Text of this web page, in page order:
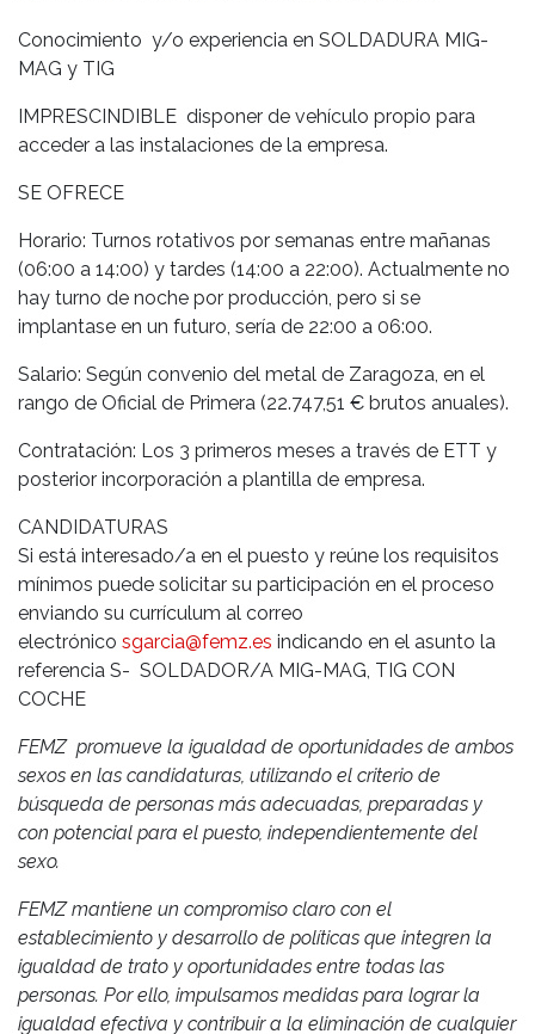
Conocimiento y/o experiencia en SOLDADURA MIG-
MAG y TIG
IMPRESCINDIBLE disponer de vehículo propio para
acceder a las instalaciones de la empresa.
SE OFRECE
Horario: Turnos rotativos por semanas entre mañanas
(06:00 a 14:00) y tardes (14:00 a 22:00). Actualmente no
hay turno de noche por producción, pero si se
implantase en un futuro, sería de 22:00 a 06:00.
Salario: Según convenio del metal de Zaragoza, en el
rango de Oficial de Primera (22.747,51 € brutos anuales).
Contratación: Los 3 primeros meses a través de ETT y
posterior incorporación a plantilla de empresa.
CANDIDATURAS
Si está interesado/a en el puesto y reúne los requisitos
mínimos puede solicitar su participación en el proceso
enviando su currículum al correo
electrónico sgarcia@femz.es indicando en el asunto la
referencia S- SOLDADOR/A MIG-MAG, TIG CON
COCHE
FEMZ promueve la igualdad de oportunidades de ambos
sexos en las candidaturas, utilizando el criterio de
búsqueda de personas más adecuadas, preparadas y
con potencial para el puesto, independientemente del
sexo.
FEMZ mantiene un compromiso claro con el
establecimiento y desarrollo de políticas que integren la
igualdad de trato y oportunidades entre todas las
personas. Por ello, impulsamos medidas para lograr la
igualdad efectiva y contribuir a la eliminación de cualquier